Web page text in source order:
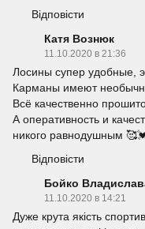
Відповісти
Катя Вознюк
11.10.2020 в 21:36
Лосины супер удобные,
Карманы имеют
Всё качественно
А оперативность и
никого равнодушным
Відповісти
Бойко
11.10.2020 в 14:21
Дуже крута якість